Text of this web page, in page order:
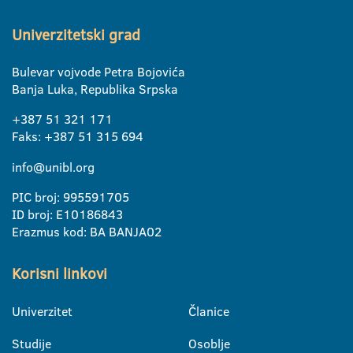
Univerzitetski grad
Bulevar vojvode Petra Bojovića
Banja Luka, Republika Srpska
+387 51 321 171
Faks: +387 51 315 694
info@unibl.org
PIC broj: 995591705
ID broj: E10186843
Erazmus kod: BA BANJA02
Korisni linkovi
Univerzitet
Studije
Članice
Osoblje